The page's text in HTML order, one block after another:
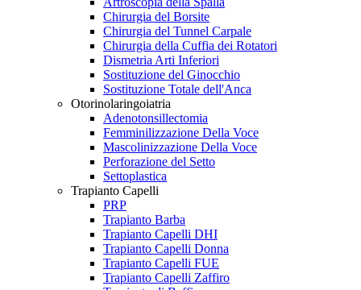
Chirurgia del Borsite
Chirurgia del Tunnel Carpale
Chirurgia della Cuffia dei Rotatori
Dismetria Arti Inferiori
Sostituzione del Ginocchio
Sostituzione Totale dell'Anca
Otorinolaringoiatria
Adenotonsillectomia
Femminilizzazione Della Voce
Mascolinizzazione Della Voce
Perforazione del Setto
Settoplastica
Trapianto Capelli
PRP
Trapianto Barba
Trapianto Capelli DHI
Trapianto Capelli Donna
Trapianto Capelli FUE
Trapianto Capelli Zaffiro